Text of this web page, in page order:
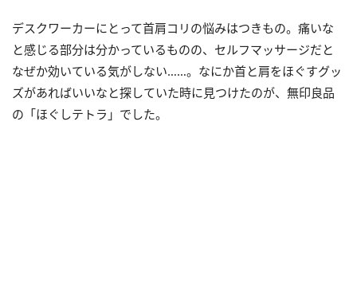
デスクワーカーにとって首肩コリの悩みはつきもの。痛いな
と感じる部分は分かっているものの、セルフマッサージだと
なぜか効いている気がしない……。なにか首と肩をほぐすグッ
ズがあればいいなと探していた時に見つけたのが、無印良品
の「ほぐしテトラ」でした。